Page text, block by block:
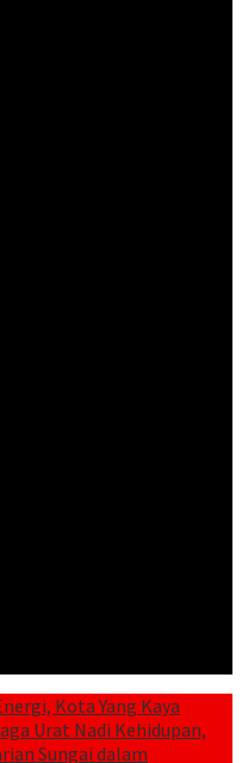
Kota Yang Kaya
Urat Nadi Kehidupan,
Sungai dalam